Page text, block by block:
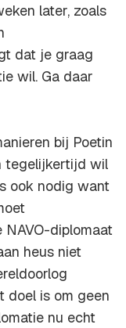
later, zoals
dat je graag
wil. Ga daar
bij Poetin
tegelijkertijd wil
ook nodig want
diplomaat
heus niet
doel is om geen
nu echt